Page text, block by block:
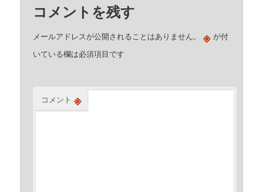
コメントを残す
メールアドレスが公開されることはありません。 ※ が付
いている欄は必須項目です
コメント ※